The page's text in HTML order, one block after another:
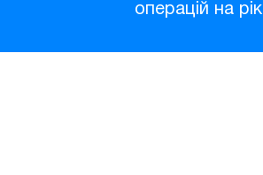
операцій на рік